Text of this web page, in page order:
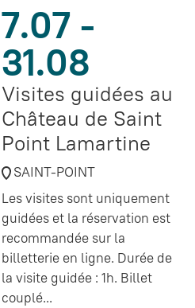
7.07 -
31.08
Visites guidées au
Château de Saint
Point Lamartine
SAINT-POINT
Les visites sont uniquement
guidées et la réservation est
recommandée sur la
billetterie en ligne. Durée de
la visite guidée : 1h. Billet
couplé...